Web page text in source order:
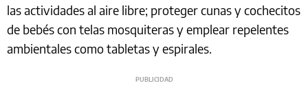
las actividades al aire libre; proteger cunas y cochecitos
de bebés con telas mosquiteras y emplear repelentes
ambientales como tabletas y espirales.